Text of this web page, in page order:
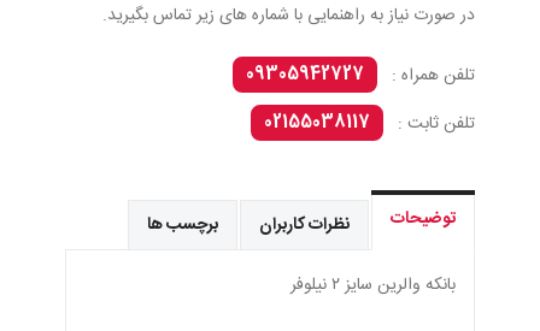
در صورت نیاز به راهنمایی با شماره های زیر تماس بگیرید.
تلفن همراه :
09305942727
تلفن ثابت :
02155038117
توضیحات نظرات کاربران برچسب ها
بانکه والرین سایز ۲ نيلوفر